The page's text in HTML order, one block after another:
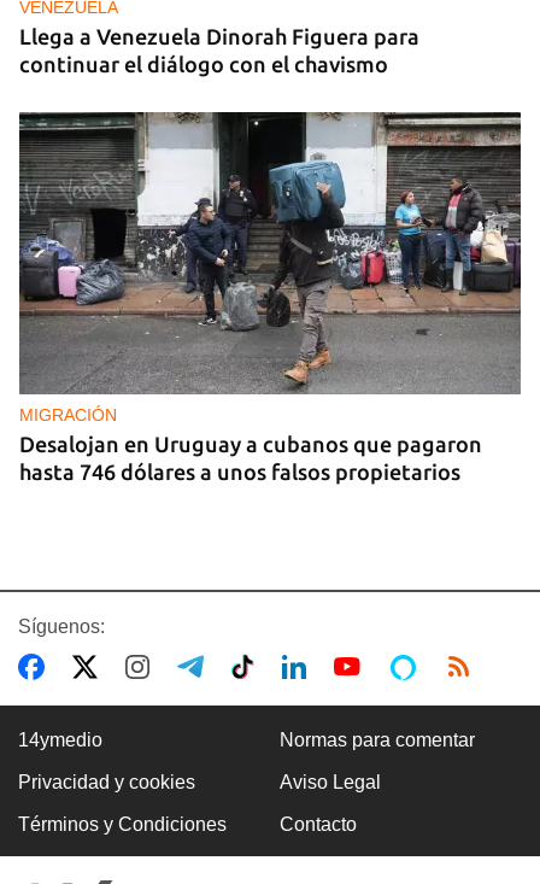
VENEZUELA
Llega a Venezuela Dinorah Figuera para
continuar el diálogo con el chavismo
MIGRACIÓN
Desalojan en Uruguay a cubanos que pagaron
hasta 746 dólares a unos falsos propietarios
COLOMBIA
Desactivan autobús bomba en carretera cercana
a Cali, donde será investido De la Espriella
Síguenos:
14ymedio Normas para comentar
Privacidad y cookies Aviso Legal
Términos y Condiciones Contacto